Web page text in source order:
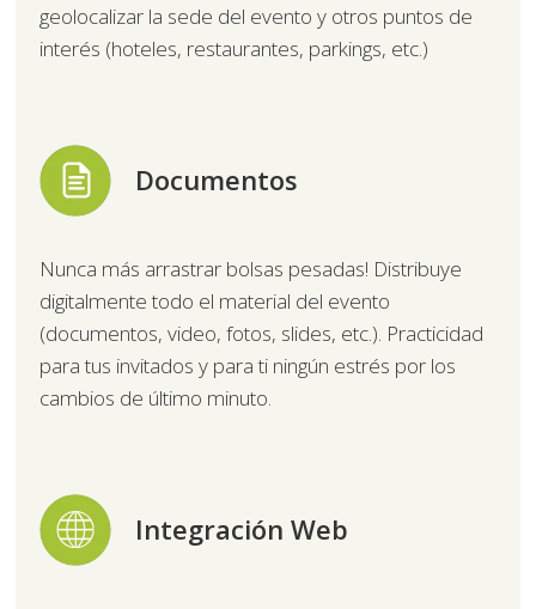
geolocalizar la sede del evento y otros puntos de
interés (hoteles, restaurantes, parkings, etc.)
Documentos
Nunca más arrastrar bolsas pesadas! Distribuye
digitalmente todo el material del evento
(documentos, video, fotos, slides, etc.). Practicidad
para tus invitados y para ti ningún estrés por los
cambios de último minuto.
Integración Web